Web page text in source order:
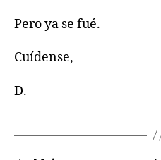
Pero ya se fué.
Cuídense,
D.